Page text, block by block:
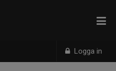
Logga in